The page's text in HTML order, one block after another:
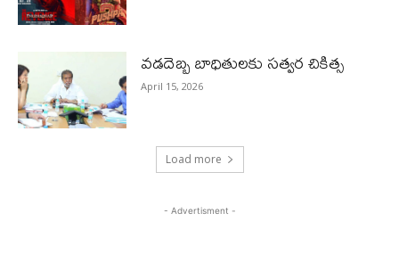
వడదెబ్బ బాధితులకు సత్వర చికిత్స
April 15, 2026
Load more
- Advertisment -